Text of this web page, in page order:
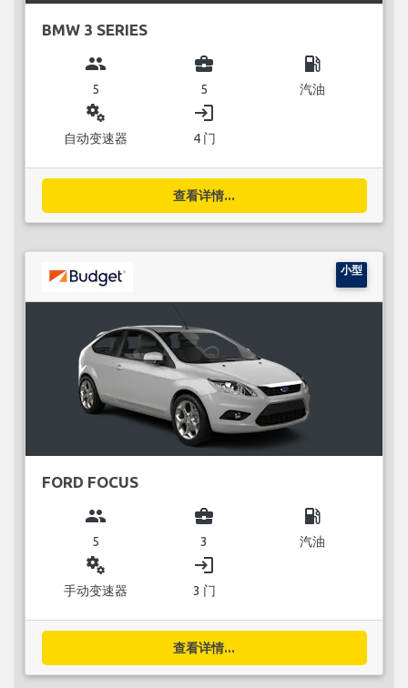
BMW 3 SERIES
group
5
business_center
5
local_gas_station
汽油
miscellaneous_services
自动变速器
login
4 门
查看详情...
小型
FORD FOCUS
group
5
business_center
3
local_gas_station
汽油
miscellaneous_services
手动变速器
login
3 门
查看详情...